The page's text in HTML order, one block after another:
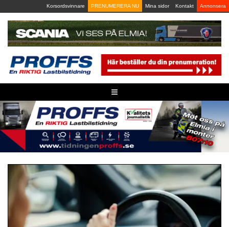
to
content
Korsordsvinnare PRENUMERERA NU Mina sidor Kontakt Annonsera
≡